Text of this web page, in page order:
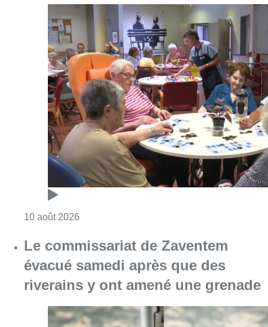
10 août 2026
Le commissariat de Zaventem
évacué samedi après que des
riverains y ont amené une grenade